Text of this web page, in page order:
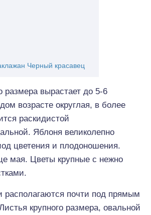
Черный красавец
размера вырастает до 5-6
возрасте округлая, в более
раскидистой
Яблоня великолепно
цветения и плодоношения.
мая. Цветы крупные с нежно
располагаются почти под прямым
крупного размера, овальной